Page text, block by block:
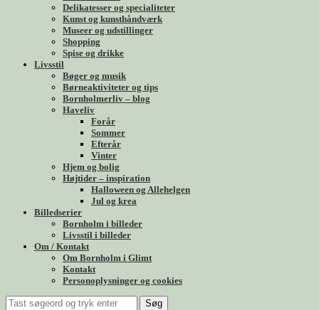
Delikatesser og specialiteter
Kunst og kunsthåndværk
Museer og udstillinger
Shopping
Spise og drikke
Livsstil
Bøger og musik
Børneaktiviteter og tips
Bornholmerliv – blog
Haveliv
Forår
Sommer
Efterår
Vinter
Hjem og bolig
Højtider – inspiration
Halloween og Allehelgen
Jul og krea
Billedserier
Bornholm i billeder
Livsstil i billeder
Om / Kontakt
Om Bornholm i Glimt
Kontakt
Personoplysninger og cookies
Søg